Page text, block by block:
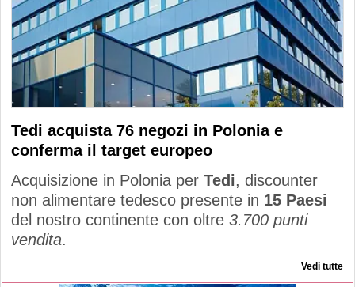
Tedi acquista 76 negozi in Polonia e
conferma il target europeo
Acquisizione in Polonia per Tedi, discounter
non alimentare tedesco presente in 15 Paesi
del nostro continente con oltre 3.700 punti
vendita.
Vedi tutte